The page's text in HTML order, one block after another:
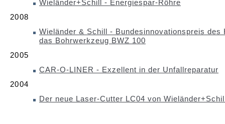
Wieländer+Schill - Energiespar-Röhre
2008
Wieländer & Schill - Bundesinnovationspreis des
das Bohrwerkzeug BWZ 100
2005
CAR-O-LINER - Exzellent in der Unfallreparatur
2004
Der neue Laser-Cutter LC04 von